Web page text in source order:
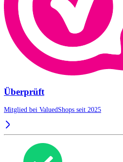
Überprüft
Mitglied bei ValuedShops seit 2025